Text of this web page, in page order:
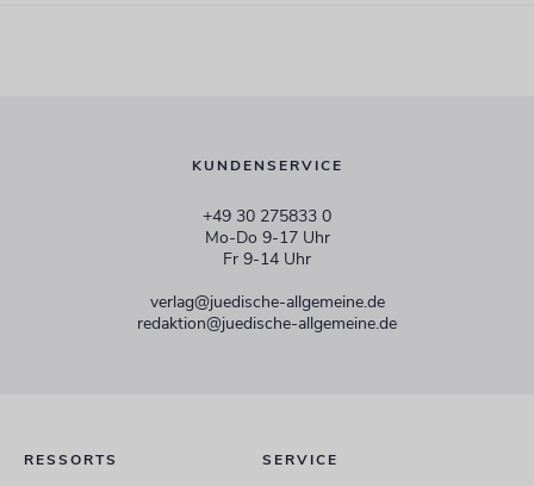
KUNDENSERVICE
+49 30 275833 0
Mo-Do 9-17 Uhr
Fr 9-14 Uhr
verlag@juedische-allgemeine.de
redaktion@juedische-allgemeine.de
RESSORTS SERVICE